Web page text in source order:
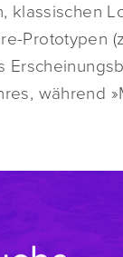
Prototypen
während